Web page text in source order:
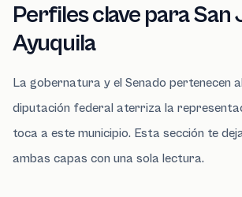
Perfiles clave para San
Ayuquila
La gobernatura y el Senado pertenecen
diputación federal aterriza la
toca a este municipio. Esta sección te
ambas capas con una sola lectura.